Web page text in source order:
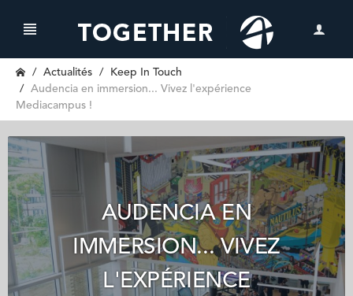
Actualités
Keep In Touch
Audencia en immersion... Vivez l'expérience
Mediacampus !
AUDENCIA EN
IMMERSION... VIVEZ
L'EXPÉRIENCE